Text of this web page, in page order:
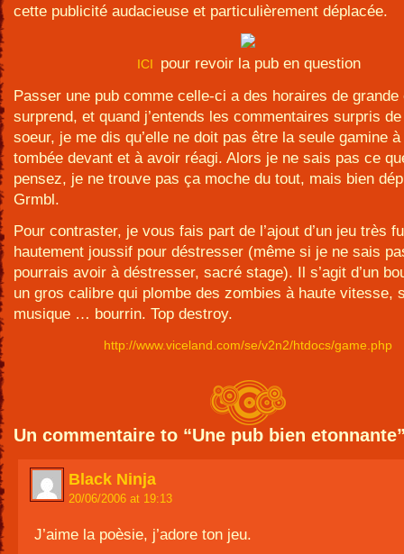
cette publicité audacieuse et particulièrement déplacée.
ICI
pour revoir la pub en question
Passer une pub comme celle-ci a des horaires de grande
surprend, et quand j’entends les commentaires surpris
soeur, je me dis qu’elle ne doit pas être la seule gamine
tombée devant et à avoir réagi. Alors je ne sais pas ce
pensez, je ne trouve pas ça moche du tout, mais bien
Grmbl.
Pour contraster, je vous fais part de l’ajout d’un jeu très
hautement joussif pour déstresser (même si je ne sais
pourrais avoir à déstresser, sacré stage). Il s’agit d’un
un gros calibre qui plombe des zombies à haute vitesse,
musique … bourrin. Top destroy.
http://www.viceland.com/se/v2n2/htdocs/game.php
Un commentaire to “Une pub bien
Black Ninja
20/06/2006 at 19:13
J’aime la poèsie, j’adore ton jeu.